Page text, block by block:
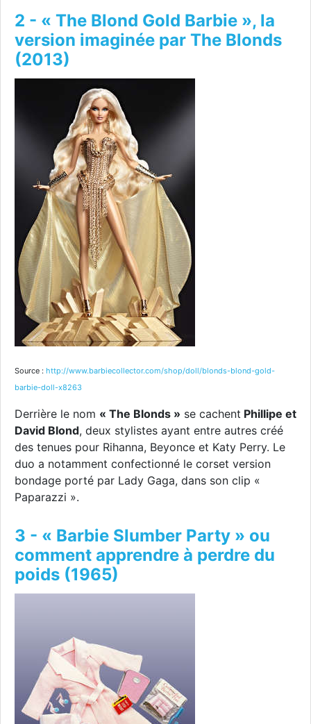
2 - « The Blond Gold Barbie », la
version imaginée par The Blonds
(2013)
Source : http://www.barbiecollector.com/shop/doll/blonds-blond-gold-
barbie-doll-x8263
Derrière le nom « The Blonds » se cachent Phillipe et
David Blond, deux stylistes ayant entre autres créé
des tenues pour Rihanna, Beyonce et Katy Perry. Le
duo a notamment confectionné le corset version
bondage porté par Lady Gaga, dans son clip «
Paparazzi ».
3 - « Barbie Slumber Party » ou
comment apprendre à perdre du
poids (1965)